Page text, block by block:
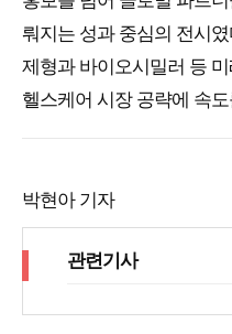
뤄지는 성과 중심의 전시
제형과 바이오시밀러 등
헬스케어 시장 공략에 속
박현아 기자
관련기사